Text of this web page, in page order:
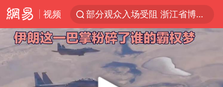
视频
青海拉面告别“兰州拉面”
U17国足三战全胜